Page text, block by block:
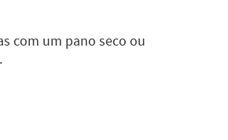
com um pano seco ou